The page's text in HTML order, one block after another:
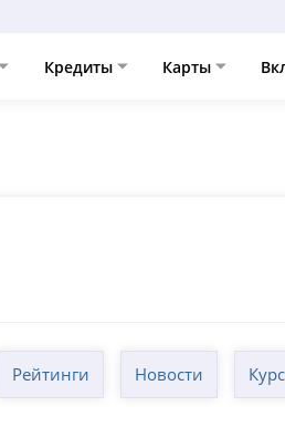
Кредиты Карты
Рейтинги Новости